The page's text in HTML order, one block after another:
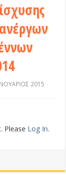
2015
Please Log In.